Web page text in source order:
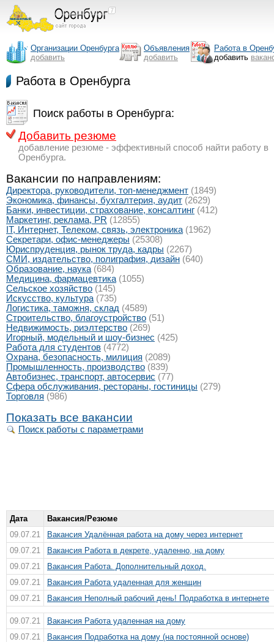
Организации Оренбурга
добавить
Объявления
добавить
Работа в
добавить
Работа в Оренбурга
Поиск работы в Оренбурга:
Добавить резюме
добавление резюме - эффективный способ найти работу в
Оренбурга.
Вакансии по направлениям:
Директора, руководители, топ-менеджмент (1849)
Экономика, финансы, бухгалтерия, аудит (2629)
Банки, инвестиции, страхование, консалтинг (412)
Маркетинг, реклама, PR (12855)
IT, Интернет, Телеком, связь, электроника (1962)
Секретари, офис-менеджеры (25308)
Юриспруденция, рынок труда, кадры (2267)
СМИ, издательство, полиграфия, дизайн (640)
Образование, наука (684)
Медицина, фармацевтика (1055)
Сельское хозяйство (145)
Искусство, культура (735)
Логистика, таможня, склад (4589)
Строительство, благоустройство (51)
Недвижимость, риэлтeрство (269)
Игорный, модельный и шоу-бизнес (425)
Работа для студентов (4772)
Охрана, безопасность, милиция (2089)
Промышленность, производство (839)
Автобизнес, транспорт, автосервис (77)
Сфера обслуживания, рестораны, гостиницы (279)
Торговля (986)
Показать все вакансии
Поиск работы с параметрами
Дата
Вакансия/Резюме
09.07.21
Вакансия Удалённая работа на дому через интернет
09.07.21
Вакансия Работа в декрете, удаленно, на дому
09.07.21
Вакансия Работа. Дополнительный доход.
09.07.21
Вакансия Работа удаленная для женщин
09.07.21
Вакансия Неполный рабочий день! Подработка в интернете
09.07.21
Вакансия Работа удаленная на дому
09.07.21
Вакансия Пoдрaбoткa нa дoмy (на пocтоянной oсновe)